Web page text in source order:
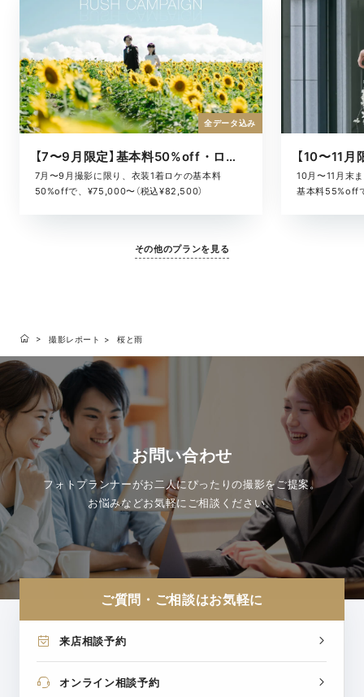
【7〜9月限定】基本料50%off・ロケキャンペーン
7月〜9月撮影に限り、衣装1着ロケの基本料
50%offで、¥75,000〜（税込¥82,500）
全データ込み
10月〜11月末
基本料55%off
その他のプランを見る
撮影レポート 桜と雨
お問い合わせ
フォトプランナーがお二人にぴったりの撮影をご提案。
お悩みなどお気軽にご相談ください。
ご質問・ご相談はお気軽に
来店相談予約
オンライン相談予約